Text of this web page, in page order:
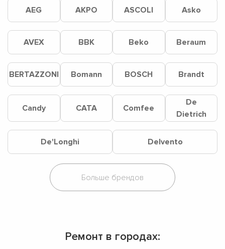
AEG AKPO ASCOLI Asko
AVEX BBK Beko Beraum
BERTAZZONI Bomann BOSCH Brandt
Candy CATA Comfee
De
Dietrich
De'Longhi Delvento
Ремонт в городах: